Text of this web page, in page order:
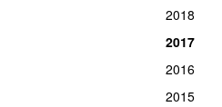
2018
2017
2016
2015